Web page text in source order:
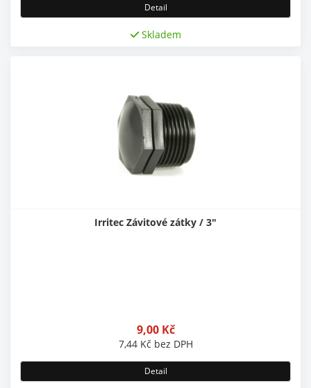
Detail
Skladem
Irritec Závitové zátky / 3"
9,00 Kč
7,44 Kč bez DPH
Detail